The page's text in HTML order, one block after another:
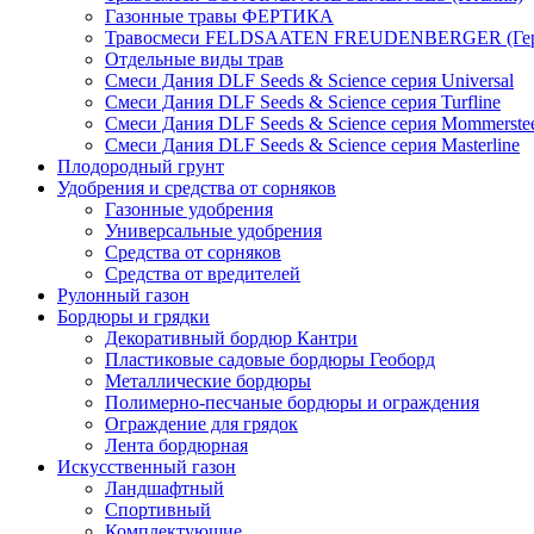
Газонные травы ФЕРТИКА
Травосмеси FELDSAATEN FREUDENBERGER
Отдельные виды трав
Смеси Дания DLF Seeds & Sciеnce серия Universal
Смеси Дания DLF Seeds & Sciеnce серия Turfline
Смеси Дания DLF Seeds & Sciеnce серия
Смеси Дания DLF Seeds & Sciеnce серия Masterline
Плодородный грунт
Удобрения и средства от сорняков
Газонные удобрения
Универсальные удобрения
Средства от сорняков
Средства от вредителей
Рулонный газон
Бордюры и грядки
Декоративный бордюр Кантри
Пластиковые садовые бордюры Геоборд
Металлические бордюры
Полимерно-песчаные бордюры и ограждения
Ограждение для грядок
Лента бордюрная
Искусственный газон
Ландшафтный
Спортивный